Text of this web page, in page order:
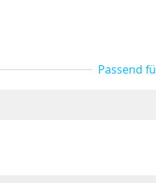
Passend